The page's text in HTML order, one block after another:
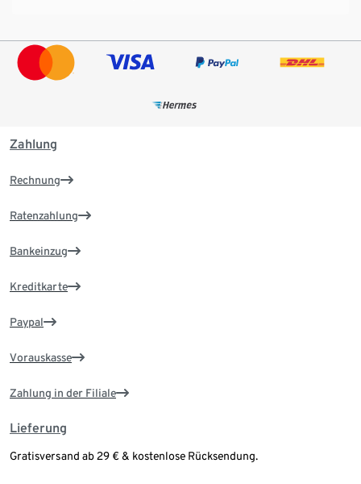
Zahlung
Rechnung
Ratenzahlung
Bankeinzug
Kreditkarte
Paypal
Vorauskasse
Zahlung in der Filiale
Lieferung
Gratisversand ab 29 € & kostenlose Rücksendung.